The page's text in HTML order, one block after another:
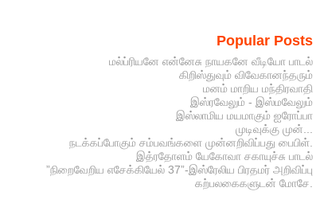
Popular Posts
மல்ப்ரியனே என்னேசு நாயகனே வீடியோ பாடல்
கிறிஸ்துவும் விவேகானந்தரும்
மனம் மாறிய மந்திரவாதி
இஸ்ரவேலும் - இஸ்மவேலும்
இஸ்லாமிய மயமாகும் ஐரோப்பா
முடிவுக்கு முன்...
நடக்கப்போகும் சம்பவங்களை முன்னறிவிப்பது பைபிள்.
இத்ரதோளம் யேகோவா சகாயுச்சு பாடல்
”நிறைவேறிய எசேக்கியேல் 37”-இஸ்ரேலிய பிரதமர் அறிவிப்பு
கற்பலகைகளுடன் மோசே.